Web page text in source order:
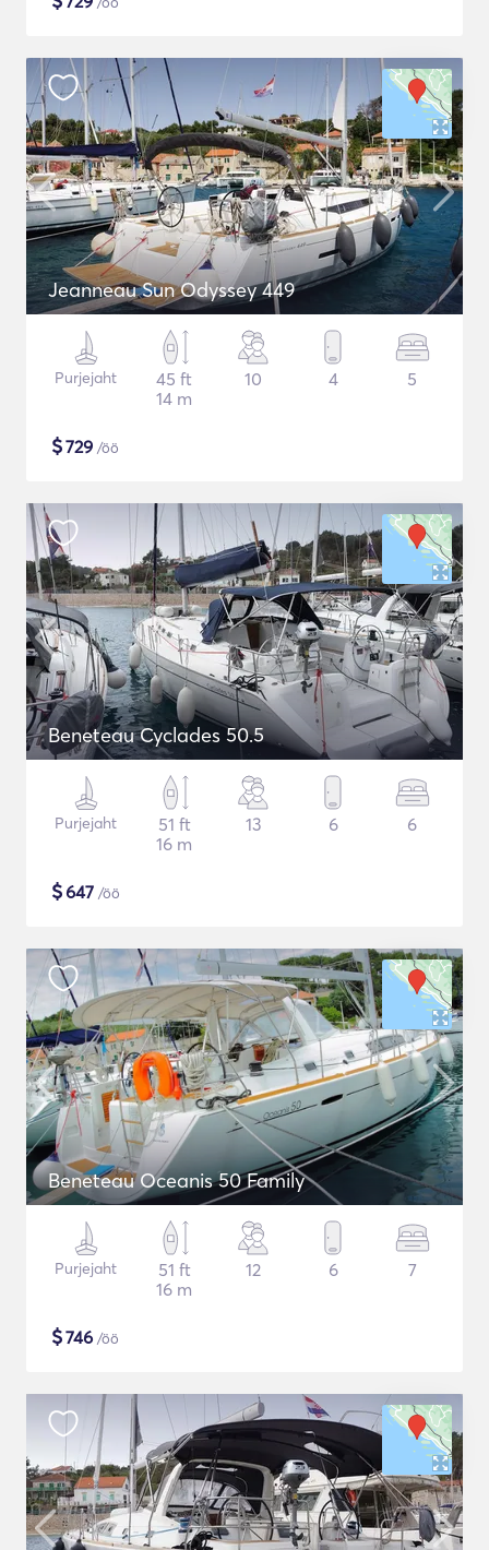
Jeanneau Sun Odyssey 449
Purjejaht
45 ft
14 m
10 4 5
$729 /öö
Beneteau Cyclades 50.5
Purjejaht
51 ft
16 m
13 6 6
$647 /öö
Beneteau Oceanis 50 Family
Purjejaht
51 ft
16 m
12 6 7
$746 /öö